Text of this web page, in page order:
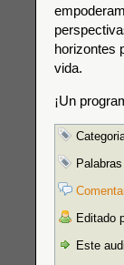
horizontes
vida.
¡Un
Editado
Este